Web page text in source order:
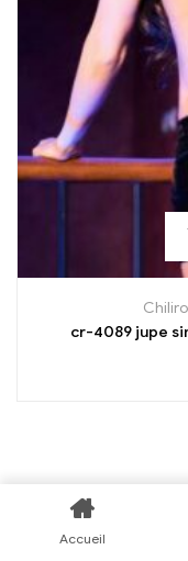
cr-4089 jupe
Accueil